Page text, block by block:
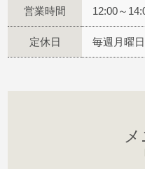
営業時間 12:00～
定休日 毎週月曜日